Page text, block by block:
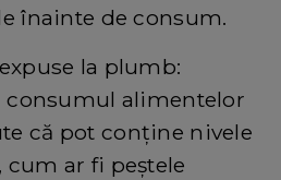
înainte de consum.
la plumb:
consumul alimentelor
că pot conține nivele
ar fi peștele